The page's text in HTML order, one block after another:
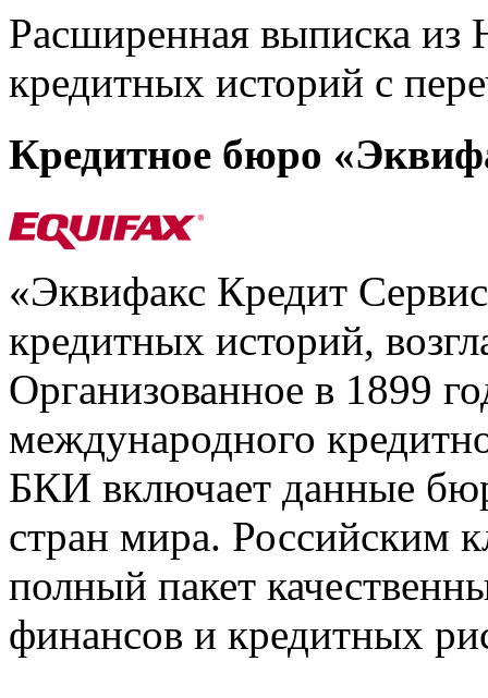
Расширенная выписка из
кредитных историй с
Кредитное бюро
«Эквифакс Кредит
кредитных историй,
Организованное в 1899
международного
БКИ включает данные
стран мира. Российским
полный пакет
финансов и кредитных